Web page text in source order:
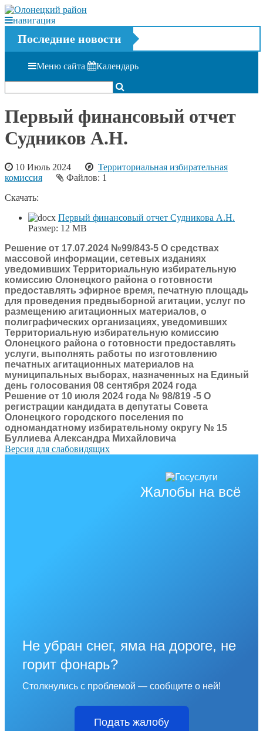
навигация
Последние новости
Меню сайта Календарь
Первый финансовый отчет
Судников А.Н.
10 Июль 2024
Территориальная избирательная
комиссия
Файлов: 1
Скачать:
Первый финансовый отчет Судникова А.Н.
Размер: 12 MB
Решение от 17.07.2024 №99/843-5 О средствах
массовой информации, сетевых изданиях
уведомивших Территориальную избирательную
комиссию Олонецкого района о готовности
предоставлять эфирное время, печатную площадь
для проведения предвыборной агитации, услуг по
размещению агитационных материалов, о
полиграфических организациях, уведомивших
Территориальную избирательную комиссию
Олонецкого района о готовности предоставлять
услуги, выполнять работы по изготовлению
печатных агитационных материалов на
муниципальных выборах, назначенных на Единый
день голосования 08 сентября 2024 года
Решение от 10 июля 2024 года № 98/819 -5 О
регистрации кандидата в депутаты Совета
Олонецкого городского поселения по
одномандатному избирательному округу № 15
Буллиева Александра Михайловича
Версия для слабовидящих
Жалобы на всё
Не убран снег, яма на дороге, не
горит фонарь?
Столкнулись с проблемой — сообщите о ней!
Подать жалобу